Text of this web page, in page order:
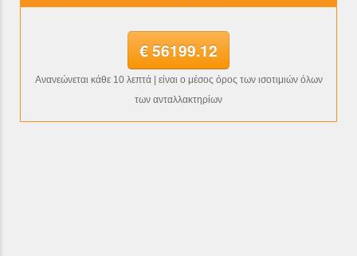
€ 56199.12
Ανανεώνεται κάθε 10 λεπτά | είναι ο μέσος όρος των ισοτιμιών όλων
των ανταλλακτηρίων